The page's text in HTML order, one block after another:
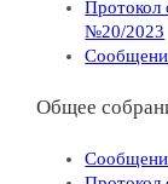
Протокол
№20/2023
Общее